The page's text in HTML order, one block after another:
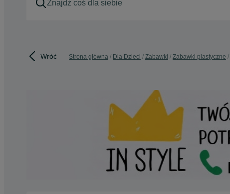
Wróć Strona główna Dla Dzieci Zabawki Zabawki plastyczne